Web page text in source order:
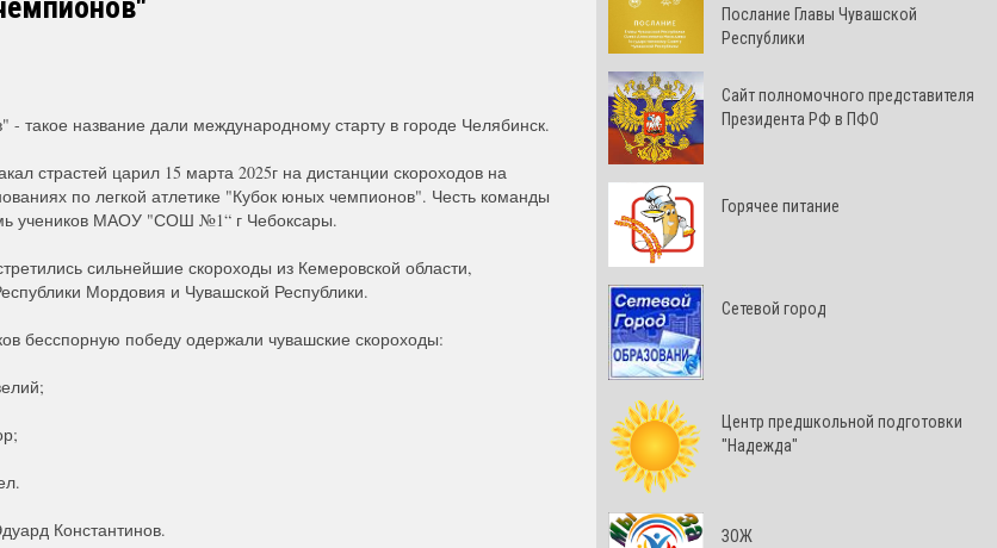
такое название дали международному старту в городе Челябинск.
страстей царил 15 марта 2025г на дистанции скороходов на
по легкой атлетике "Кубок юных чемпионов". Честь команды
учеников МАОУ "СОШ №1“ г Чебоксары.
сильнейшие скороходы из Кемеровской области,
Мордовия и Чувашской Республики.
бесспорную победу одержали чувашские скороходы:
Константинов.
Послание Главы Чувашской
Республики
Cайт полномочного представителя
Президента РФ в ПФО
Горячее питание
Сетевой город
Центр предшкольной подготовки
"Надежда"
ЗОЖ